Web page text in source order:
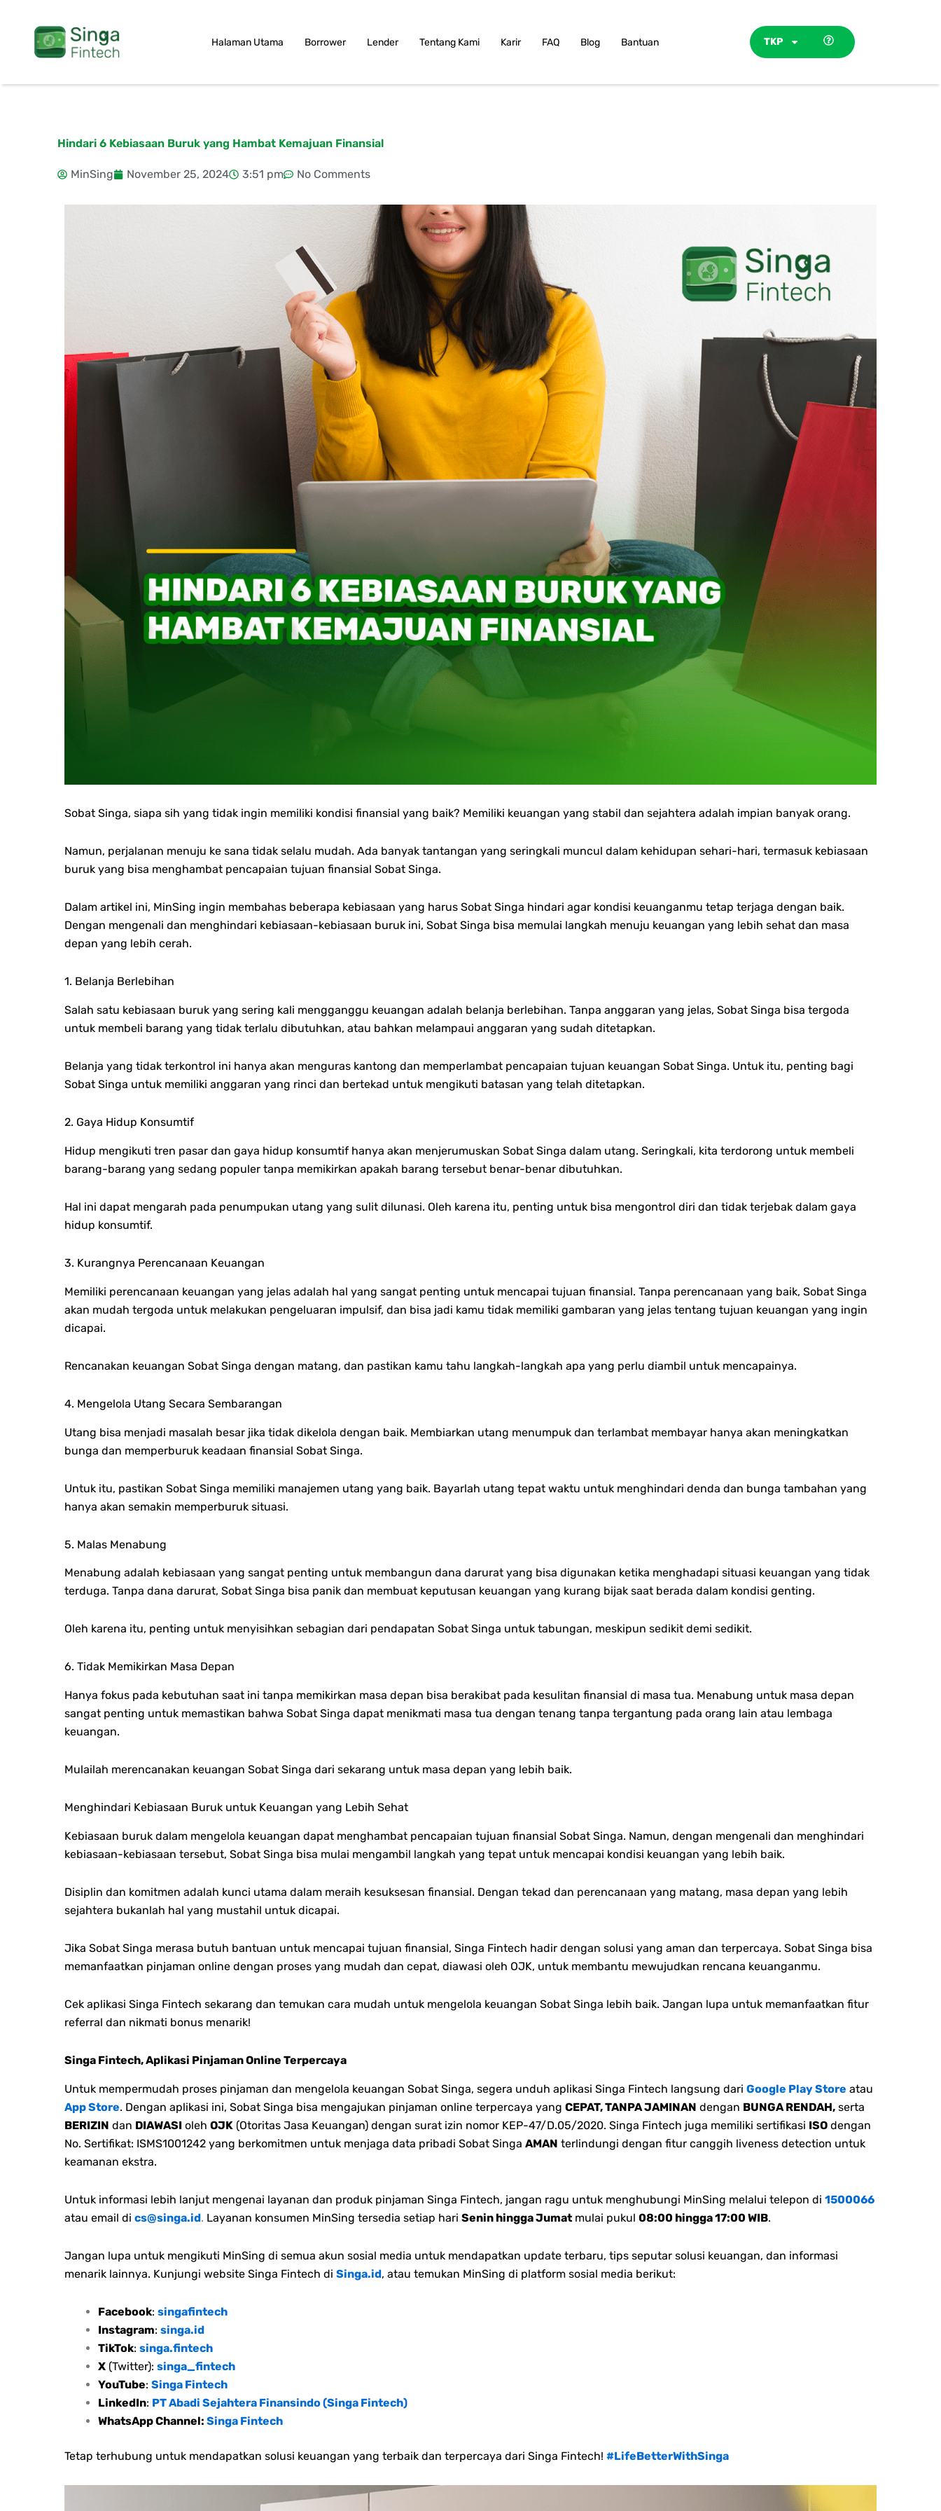
content
Halaman Utama Borrower Lender Tentang Kami Karir FAQ Blog Bantuan TKP
Hindari 6 Kebiasaan Buruk yang Hambat Kemajuan Finansial
MinSing November 25, 2024 3:51 pm No Comments
Sobat Singa, siapa sih yang tidak ingin memiliki kondisi finansial yang baik? Memiliki keuangan yang stabil dan sejahtera adalah impian banyak orang.
Namun, perjalanan menuju ke sana tidak selalu mudah. Ada banyak tantangan yang seringkali muncul dalam kehidupan sehari-hari, termasuk kebiasaan
buruk yang bisa menghambat pencapaian tujuan finansial Sobat Singa.
Dalam artikel ini, MinSing ingin membahas beberapa kebiasaan yang harus Sobat Singa hindari agar kondisi keuanganmu tetap terjaga dengan baik.
Dengan mengenali dan menghindari kebiasaan-kebiasaan buruk ini, Sobat Singa bisa memulai langkah menuju keuangan yang lebih sehat dan masa
depan yang lebih cerah.
1. Belanja Berlebihan
Salah satu kebiasaan buruk yang sering kali mengganggu keuangan adalah belanja berlebihan. Tanpa anggaran yang jelas, Sobat Singa bisa tergoda
untuk membeli barang yang tidak terlalu dibutuhkan, atau bahkan melampaui anggaran yang sudah ditetapkan.
Belanja yang tidak terkontrol ini hanya akan menguras kantong dan memperlambat pencapaian tujuan keuangan Sobat Singa. Untuk itu, penting bagi
Sobat Singa untuk memiliki anggaran yang rinci dan bertekad untuk mengikuti batasan yang telah ditetapkan.
2. Gaya Hidup Konsumtif
Hidup mengikuti tren pasar dan gaya hidup konsumtif hanya akan menjerumuskan Sobat Singa dalam utang. Seringkali, kita terdorong untuk membeli
barang-barang yang sedang populer tanpa memikirkan apakah barang tersebut benar-benar dibutuhkan.
Hal ini dapat mengarah pada penumpukan utang yang sulit dilunasi. Oleh karena itu, penting untuk bisa mengontrol diri dan tidak terjebak dalam gaya
hidup konsumtif.
3. Kurangnya Perencanaan Keuangan
Memiliki perencanaan keuangan yang jelas adalah hal yang sangat penting untuk mencapai tujuan finansial. Tanpa perencanaan yang baik, Sobat Singa
akan mudah tergoda untuk melakukan pengeluaran impulsif, dan bisa jadi kamu tidak memiliki gambaran yang jelas tentang tujuan keuangan yang ingin
dicapai.
Rencanakan keuangan Sobat Singa dengan matang, dan pastikan kamu tahu langkah-langkah apa yang perlu diambil untuk mencapainya.
4. Mengelola Utang Secara Sembarangan
Utang bisa menjadi masalah besar jika tidak dikelola dengan baik. Membiarkan utang menumpuk dan terlambat membayar hanya akan meningkatkan
bunga dan memperburuk keadaan finansial Sobat Singa.
Untuk itu, pastikan Sobat Singa memiliki manajemen utang yang baik. Bayarlah utang tepat waktu untuk menghindari denda dan bunga tambahan yang
hanya akan semakin memperburuk situasi.
5. Malas Menabung
Menabung adalah kebiasaan yang sangat penting untuk membangun dana darurat yang bisa digunakan ketika menghadapi situasi keuangan yang tidak
terduga. Tanpa dana darurat, Sobat Singa bisa panik dan membuat keputusan keuangan yang kurang bijak saat berada dalam kondisi genting.
Oleh karena itu, penting untuk menyisihkan sebagian dari pendapatan Sobat Singa untuk tabungan, meskipun sedikit demi sedikit.
6. Tidak Memikirkan Masa Depan
Hanya fokus pada kebutuhan saat ini tanpa memikirkan masa depan bisa berakibat pada kesulitan finansial di masa tua. Menabung untuk masa depan
sangat penting untuk memastikan bahwa Sobat Singa dapat menikmati masa tua dengan tenang tanpa tergantung pada orang lain atau lembaga
keuangan.
Mulailah merencanakan keuangan Sobat Singa dari sekarang untuk masa depan yang lebih baik.
Menghindari Kebiasaan Buruk untuk Keuangan yang Lebih Sehat
Kebiasaan buruk dalam mengelola keuangan dapat menghambat pencapaian tujuan finansial Sobat Singa. Namun, dengan mengenali dan menghindari
kebiasaan-kebiasaan tersebut, Sobat Singa bisa mulai mengambil langkah yang tepat untuk mencapai kondisi keuangan yang lebih baik.
Disiplin dan komitmen adalah kunci utama dalam meraih kesuksesan finansial. Dengan tekad dan perencanaan yang matang, masa depan yang lebih
sejahtera bukanlah hal yang mustahil untuk dicapai.
Jika Sobat Singa merasa butuh bantuan untuk mencapai tujuan finansial, Singa Fintech hadir dengan solusi yang aman dan terpercaya. Sobat Singa bisa
memanfaatkan pinjaman online dengan proses yang mudah dan cepat, diawasi oleh OJK, untuk membantu mewujudkan rencana keuanganmu.
Cek aplikasi Singa Fintech sekarang dan temukan cara mudah untuk mengelola keuangan Sobat Singa lebih baik. Jangan lupa untuk memanfaatkan fitur
referral dan nikmati bonus menarik!
Singa Fintech, Aplikasi Pinjaman Online Terpercaya
Untuk mempermudah proses pinjaman dan mengelola keuangan Sobat Singa, segera unduh aplikasi Singa Fintech langsung dari Google Play Store atau
App Store. Dengan aplikasi ini, Sobat Singa bisa mengajukan pinjaman online terpercaya yang CEPAT, TANPA JAMINAN dengan BUNGA RENDAH, serta
BERIZIN dan DIAWASI oleh OJK (Otoritas Jasa Keuangan) dengan surat izin nomor KEP-47/D.05/2020. Singa Fintech juga memiliki sertifikasi ISO dengan
No. Sertifikat: ISMS1001242 yang berkomitmen untuk menjaga data pribadi Sobat Singa AMAN terlindungi dengan fitur canggih liveness detection untuk
keamanan ekstra.
Untuk informasi lebih lanjut mengenai layanan dan produk pinjaman Singa Fintech, jangan ragu untuk menghubungi MinSing melalui telepon di 1500066
atau email di cs@singa.id. Layanan konsumen MinSing tersedia setiap hari Senin hingga Jumat mulai pukul 08:00 hingga 17:00 WIB.
Jangan lupa untuk mengikuti MinSing di semua akun sosial media untuk mendapatkan update terbaru, tips seputar solusi keuangan, dan informasi
menarik lainnya. Kunjungi website Singa Fintech di Singa.id, atau temukan MinSing di platform sosial media berikut:
Facebook: singafintech
Instagram: singa.id
TikTok: singa.fintech
X (Twitter): singa_fintech
YouTube: Singa Fintech
LinkedIn: PT Abadi Sejahtera Finansindo (Singa Fintech)
WhatsApp Channel: Singa Fintech
Tetap terhubung untuk mendapatkan solusi keuangan yang terbaik dan terpercaya dari Singa Fintech! #LifeBetterWithSinga